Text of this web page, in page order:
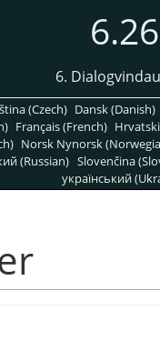
6.
(Czech) Dansk (Danish)
Français (French)
Norsk Nynorsk
(Russian) Slovenčina
український